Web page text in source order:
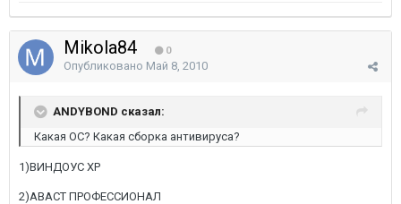
Mikola84 0
Опубликовано Май 8, 2010
ANDYBOND сказал:
Какая ОС? Какая сборка антивируса?
1)ВИНДОУС ХР
2)АВАСТ ПРОФЕССИОНАЛ